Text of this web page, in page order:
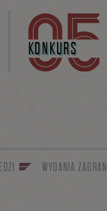
KONKURS
WYDANIA